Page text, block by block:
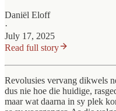
Daniël Eloff
·
July 17, 2025
Read full story
Revolusies vervang dikwels
dus nie hoe die huidige,
maar wat daarna in sy plek